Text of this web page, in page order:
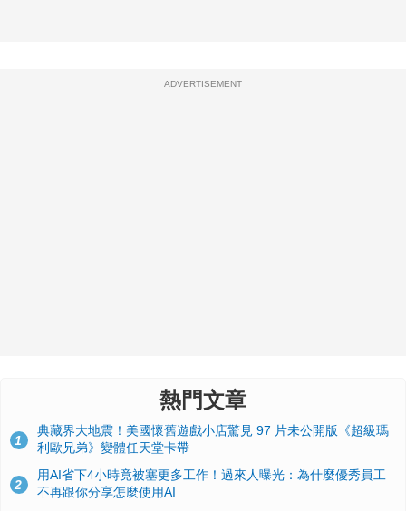
ADVERTISEMENT
熱門文章
1
典藏界大地震！美國懷舊遊戲小店驚見 97 片未公開版《超級瑪
利歐兄弟》變體任天堂卡帶
2
用AI省下4小時竟被塞更多工作！過來人曝光：為什麼優秀員工
不再跟你分享怎麼使用AI